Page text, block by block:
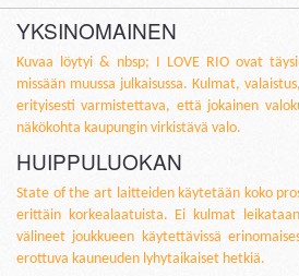
YKSINOMAINEN
Kuvaa löytyi & nbsp; I LOVE RIO ovat
missään muussa julkaisussa. Kulmat,
erityisesti varmistettava, että jokainen
näkökohta kaupungin virkistävä valo.
HUIPPULUOKAN
State of the art laitteiden käytetään koko
erittäin korkealaatuista. Ei kulmat
välineet joukkueen käytettävissä
erottuva kauneuden lyhytaikaiset hetkiä.